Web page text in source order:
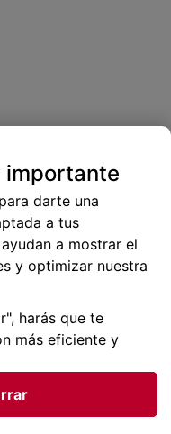
importante
darte una
a tus
a mostrar el
y optimizar nuestra
harás que te
más eficiente y